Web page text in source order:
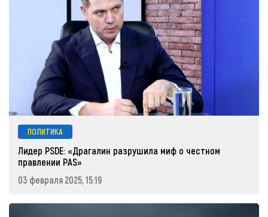
ПОЛИТИКА
Лидер PSDE: «Драгалин разрушила миф о честном
правлении PAS»
03 февраля 2025, 15:19